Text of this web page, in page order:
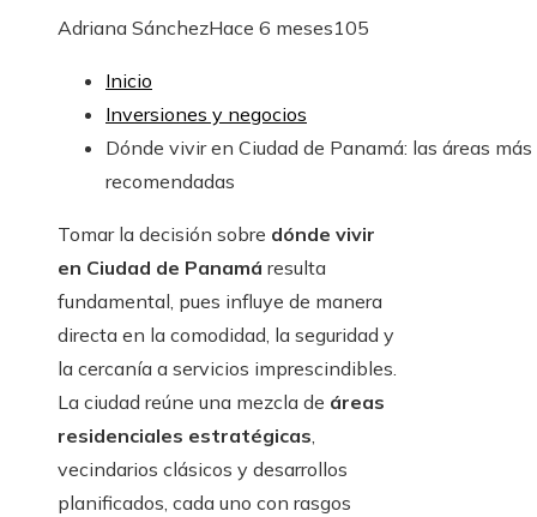
Adriana SánchezHace 6 meses105
Inicio
Inversiones y negocios
Dónde vivir en Ciudad de Panamá: las áreas más
recomendadas
Tomar la decisión sobre dónde vivir
en Ciudad de Panamá resulta
fundamental, pues influye de manera
directa en la comodidad, la seguridad y
la cercanía a servicios imprescindibles.
La ciudad reúne una mezcla de áreas
residenciales estratégicas,
vecindarios clásicos y desarrollos
planificados, cada uno con rasgos